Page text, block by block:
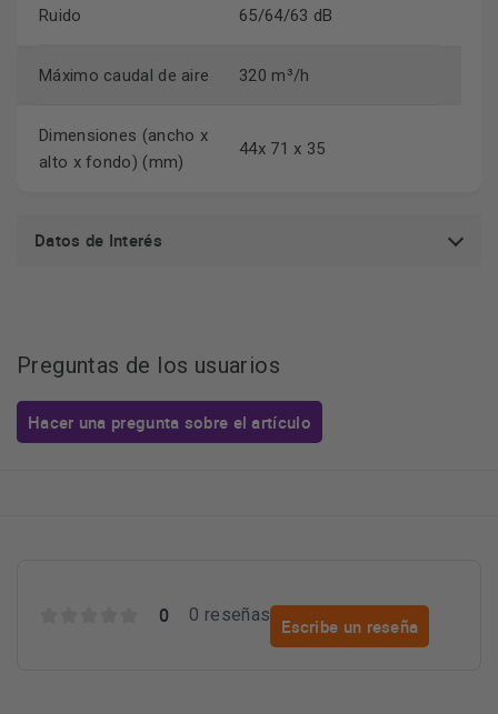
Ruido 65/64/63 dB
Máximo caudal de aire 320 m³/h
Dimensiones (ancho x
alto x fondo) (mm)
44x 71 x 35
Datos de Interés
Preguntas de los usuarios
Hacer una pregunta sobre el artículo
0 0 reseñas
Escribe un reseña